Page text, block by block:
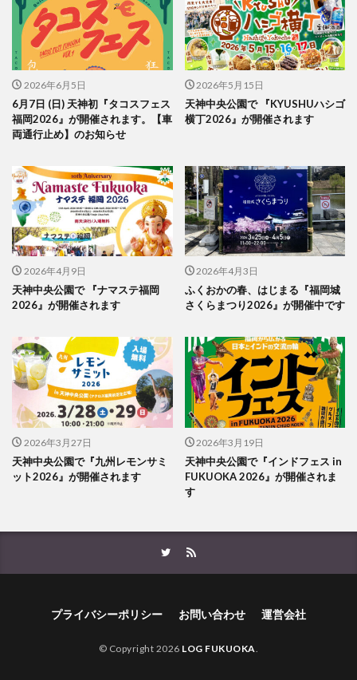
2026年6月5日
6月7日 (日) 天神初『タコスフェス
福岡2026』が開催されます。【車
両通行止め】のお知らせ
2026年5月15日
天神中央公園で 『KYUSHUハシゴ
横丁2026』が開催されます
2026年4月9日
天神中央公園で 『ナマステ福岡
2026』が開催されます
2026年4月3日
ふくおかの春、はじまる『福岡城
さくらまつり2026』が開催中です
2026年3月27日
天神中央公園で『九州レモンサミ
ット2026』が開催されます
2026年3月19日
天神中央公園で『インドフェス in
FUKUOKA 2026』が開催されま
す
プライバシーポリシー お問い合わせ 運営会社
© Copyright 2026 LOG FUKUOKA